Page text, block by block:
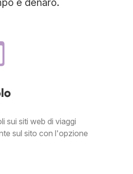
sui siti web di viaggi
sul sito con l'opzione